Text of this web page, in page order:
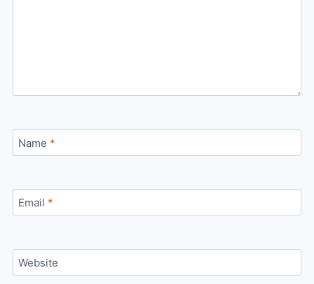
Name *
Email *
Website